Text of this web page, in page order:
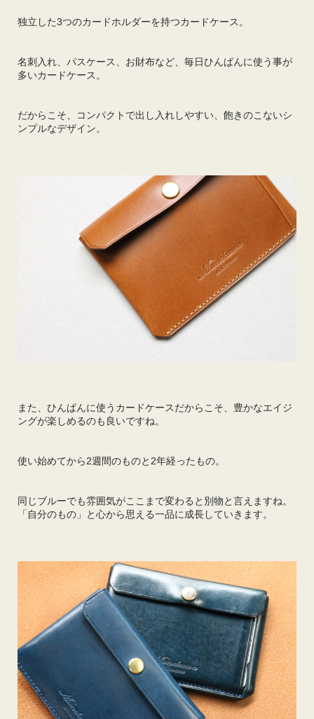
独立した3つのカードホルダーを持つカードケース。
名刺入れ、パスケース、お財布など、毎日ひんぱんに使う事が
多いカードケース。
だからこそ、コンパクトで出し入れしやすい、飽きのこないシ
ンプルなデザイン。
また、ひんぱんに使うカードケースだからこそ、豊かなエイジ
ングが楽しめるのも良いですね。
使い始めてから2週間のものと2年経ったもの。
同じブルーでも雰囲気がここまで変わると別物と言えますね。
「自分のもの」と心から思える一品に成長していきます。